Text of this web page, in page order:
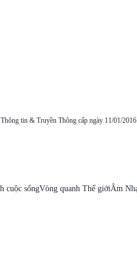
tin & Truyền Thông cấp ngày 11/01/2016
cuộc sốngVòng quanh Thế giớiÂm